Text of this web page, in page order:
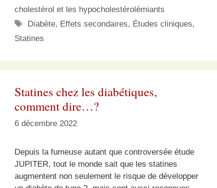
cholestérol et les hypocholestérolémiants
Étiquettes
Diabète, Effets secondaires, Études cliniques,
Statines
Statines chez les diabétiques,
comment dire…?
6 décembre 2022
Depuis la fumeuse autant que controversée étude
JUPITER, tout le monde sait que les statines
augmentent non seulement le risque de développer